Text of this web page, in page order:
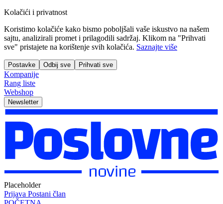
Kolačići i privatnost
Koristimo kolačiće kako bismo poboljšali vaše iskustvo na našem
sajtu, analizirali promet i prilagodili sadržaj. Klikom na "Prihvati
sve" pristajete na korištenje svih kolačića. Saznajte više
Postavke Odbij sve Prihvati sve
Kompanije
Rang liste
Webshop
Newsletter
Placeholder
Prijava Postani član